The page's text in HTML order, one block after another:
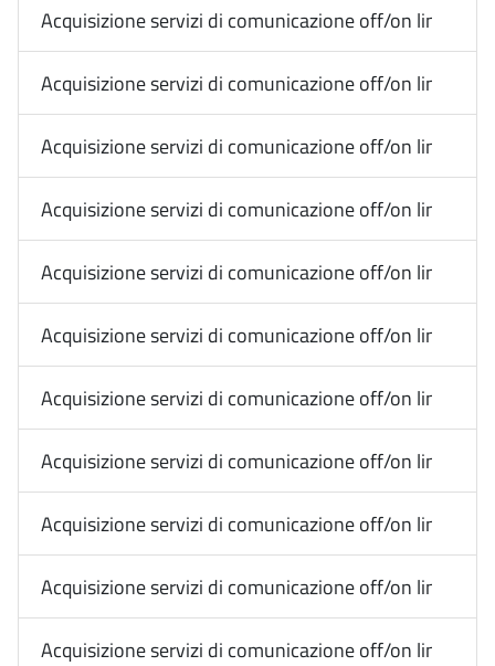
Acquisizione servizi di comunicazione off/on line
Acquisizione servizi di comunicazione off/on line
Acquisizione servizi di comunicazione off/on line
Acquisizione servizi di comunicazione off/on line
Acquisizione servizi di comunicazione off/on line
Acquisizione servizi di comunicazione off/on line
Acquisizione servizi di comunicazione off/on line
Acquisizione servizi di comunicazione off/on line
Acquisizione servizi di comunicazione off/on line
Acquisizione servizi di comunicazione off/on line
Acquisizione servizi di comunicazione off/on line